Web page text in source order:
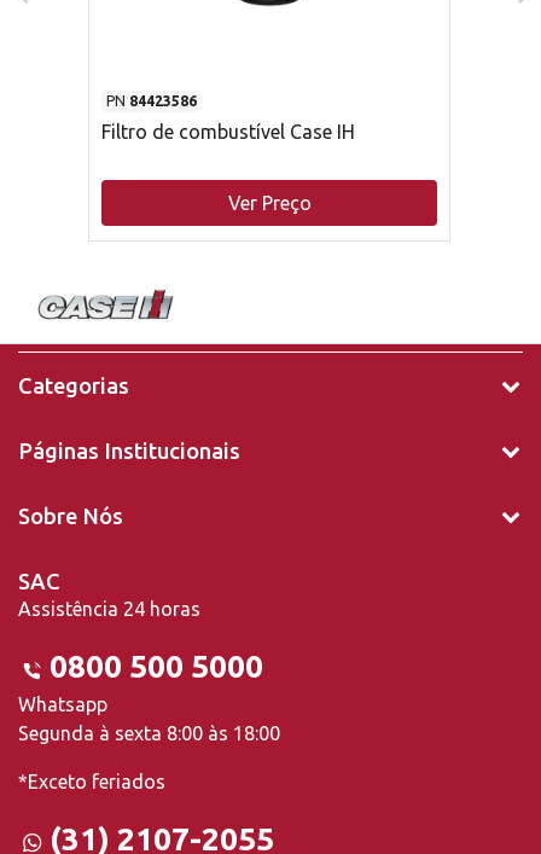
PN 84423586
Filtro de combustível Case IH
Ver Preço
Categorias
Páginas Institucionais
Sobre Nós
SAC
Assistência 24 horas
0800 500 5000
Whatsapp
Segunda à sexta 8:00 às 18:00
*Exceto feriados
(31) 2107-2055